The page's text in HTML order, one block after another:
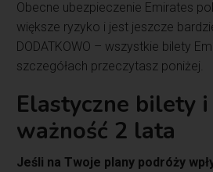
Obecne ubezpieczenie Emirates
większe ryzyko i jest jeszcze
DODATKOWO – wszystkie bilety
szczegółach przeczytasz poniżej.
Elastyczne bilety
ważność 2 lata
Jeśli na Twoje plany podróży